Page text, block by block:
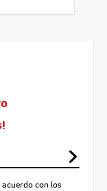
acuerdo con los